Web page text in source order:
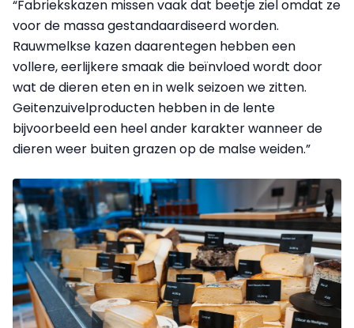
“Fabriekskazen missen vaak dat beetje ziel omdat ze
voor de massa gestandaardiseerd worden.
Rauwmelkse kazen daarentegen hebben een
vollere, eerlijkere smaak die beïnvloed wordt door
wat de dieren eten en in welk seizoen we zitten.
Geitenzuivelproducten hebben in de lente
bijvoorbeeld een heel ander karakter wanneer de
dieren weer buiten grazen op de malse weiden.”